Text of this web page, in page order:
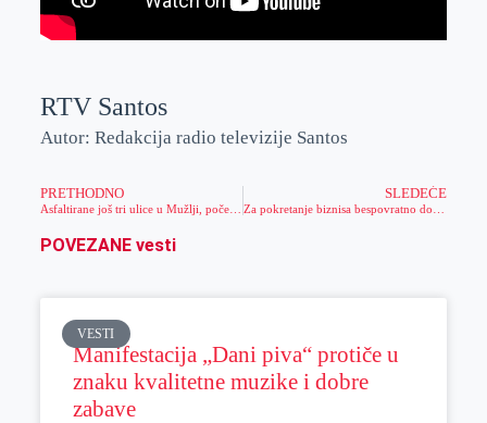
RTV Santos
Autor: Redakcija radio televizije Santos
PRETHODNO
Asfaltirane još tri ulice u Mužlji, počela i izgradnja novog sportskog centra
SLEDEĆE
POVEZANE vesti
VESTI
Manifestacija „Dani piva“ protiče u
znaku kvalitetne muzike i dobre
zabave